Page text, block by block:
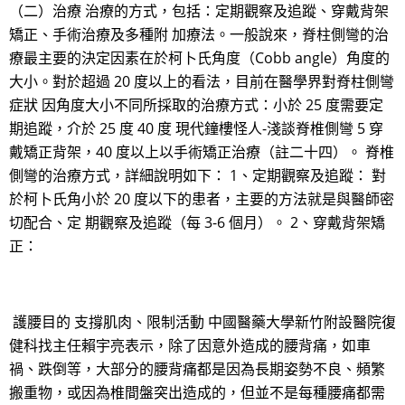
（二）治療 治療的方式，包括：定期觀察及追蹤、穿戴背架
矯正、手術治療及多種附 加療法。一般說來，脊柱側彎的治
療最主要的決定因素在於柯卜氏角度（Cobb angle）角度的
大小。對於超過 20 度以上的看法，目前在醫學界對脊柱側彎
症狀 因角度大小不同所採取的治療方式：小於 25 度需要定
期追蹤，介於 25 度 40 度 現代鐘樓怪人-淺談脊椎側彎 5 穿
戴矯正背架，40 度以上以手術矯正治療（註二十四）。 脊椎
側彎的治療方式，詳細說明如下： 1、定期觀察及追蹤： 對
於柯卜氏角小於 20 度以下的患者，主要的方法就是與醫師密
切配合、定 期觀察及追蹤（每 3-6 個月）。 2、穿戴背架矯
正：
護腰目的 支撐肌肉、限制活動 中國醫藥大學新竹附設醫院復
健科找主任賴宇亮表示，除了因意外造成的腰背痛，如車
禍、跌倒等，大部分的腰背痛都是因為長期姿勢不良、頻繁
搬重物，或因為椎間盤突出造成的，但並不是每種腰痛都需